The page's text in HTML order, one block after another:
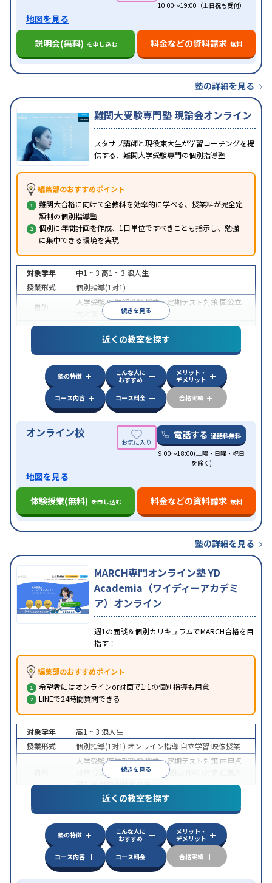
10:00～19:00（土日祝も受付）
地図を見る
説明会(無料) を申し込む 料金などの資料請求 無料
塾の詳細を見る
難関大受験専門塾 現論会オンライン
スタサプ講師と現役東大生が学習コーチングを提
供する、難関大学受験専門の個別指導塾
編集部のおすすめポイント
難関大合格に向けて全教科を効率的に学べる、授業料が完全定
額制の個別指導塾
個別に年間計画を作成、1日単位ですべきことも指示し、勉強
に集中できる環境を実現
続きを見る
対象学年 中1 ~ 3 高1 ~ 3 浪人生
授業形式
個別指導(1対1)
目的
大学受験医学部受験授業・定期テスト対策 国公立
英検(英語検定)対策
中高一貫校生に対応授業の振替可能オンライン対
自習室あり
近くの教室を探す
塾の特徴
こんな人に
おすすめ
メリット・
デメリット
コース内容
コース料金 合格実績
オンライン校 電話する 通話料無料
9:00～18:00(土曜・日曜・祝日
を除く)
地図を見る
体験授業(無料) を申し込む 料金などの資料請求 無料
塾の詳細を見る
MARCH専門オンライン塾 YD
Academia（ワイディーアカデミ
ア）オンライン
週1の面談＆個別カリキュラムでMARCH合格を目
指す！
編集部のおすすめポイント
希望者にはオンラインor対面で1:1の個別指導も用意
LINEで24時間質問できる
続きを見る
対象学年 高1 ~ 3 浪人生
授業形式
個別指導(1対1) オンライン指導 自立学習 映像授業
大学受験医学部受験授業・定期テスト対策 内申点
学習習慣の定着 総合型選抜(旧AO)対策
試対策学校別特化対策
特徴
中高一貫校生に対応授業の振替可能
学習にPC・タブレットを利用オンライン対応1
科目から受講可能
近くの教室を探す
塾の特徴
こんな人に
おすすめ
メリット・
デメリット
コース内容
コース料金 合格実績